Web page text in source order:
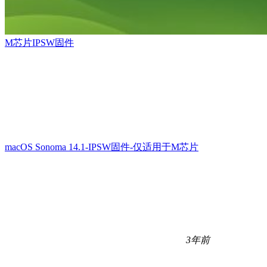
M芯片IPSW固件
macOS Sonoma 14.1-IPSW固件-仅适用于M芯片
3年前